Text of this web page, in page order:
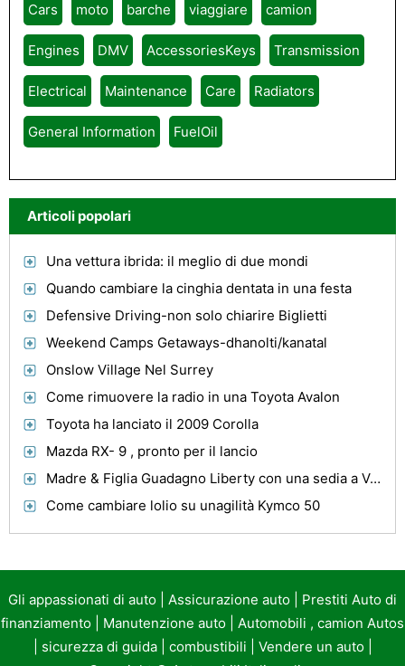
Cars moto barche viaggiare camion
Engines DMV AccessoriesKeys Transmission
Electrical Maintenance Care Radiators
General Information FuelOil
Articoli popolari
Una vettura ibrida: il meglio di due mondi
Quando cambiare la cinghia dentata in una festa
Defensive Driving-non solo chiarire Biglietti
Weekend Camps Getaways-dhanolti/kanatal
Onslow Village Nel Surrey
Come rimuovere la radio in una Toyota Avalon
Toyota ha lanciato il 2009 Corolla
Mazda RX- 9 , pronto per il lancio
Madre & Figlia Guadagno Liberty con una sedia a Van
Come cambiare lolio su unagilità Kymco 50
Gli appassionati di auto Assicurazione auto
Prestiti Auto di
finanziamento
Manutenzione auto
Automobili , camion Autos
sicurezza di guida| combustibili Vendere un auto|